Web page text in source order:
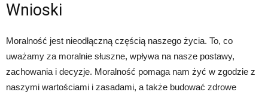
Wnioski
Moralność jest nieodłączną częścią naszego życia. To, co
uważamy za moralnie słuszne, wpływa na nasze postawy,
zachowania i decyzje. Moralność pomaga nam żyć w zgodzie z
naszymi wartościami i zasadami, a także budować zdrowe